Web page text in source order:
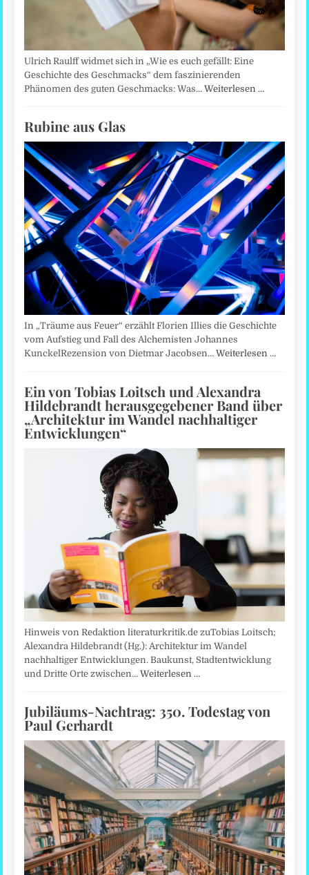
Ulrich Raulff widmet sich in „Wie es euch gefällt: Eine
Geschichte des Geschmacks“ dem faszinierenden
Phänomen des guten Geschmacks: Was…Weiterlesen …
Rubine aus Glas
In „Träume aus Feuer“ erzählt Florien Illies die Geschichte
vom Aufstieg und Fall des Alchemisten Johannes
KunckelRezension von Dietmar Jacobsen…Weiterlesen …
Ein von Tobias Loitsch und Alexandra
Hildebrandt herausgegebener Band über
„Architektur im Wandel nachhaltiger
Entwicklungen“
Hinweis von Redaktion literaturkritik.de zuTobias Loitsch;
Alexandra Hildebrandt (Hg.): Architektur im Wandel
nachhaltiger Entwicklungen. Baukunst, Stadtentwicklung
und Dritte Orte zwischen…Weiterlesen …
Jubiläums-Nachtrag: 350. Todestag von
Paul Gerhardt